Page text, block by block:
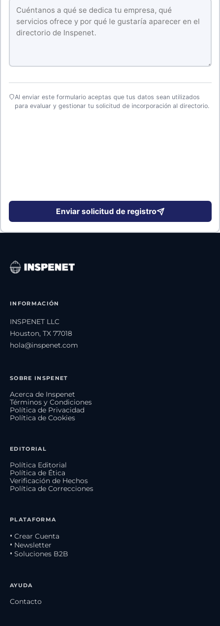
Al enviar este formulario aceptas que tus datos sean utilizados
para evaluar y gestionar tu solicitud de incorporación al directorio.
Enviar solicitud de registro
INFORMACIÓN
INSPENET LLC
Houston, TX 77018
hola@inspenet.com
SOBRE INSPENET
Acerca de Inspenet
Términos y Condiciones
Política de Privacidad
Política de Cookies
EDITORIAL
Política Editorial
Política de Ética
Verificación de Hechos
Política de Correcciones
PLATAFORMA
• Crear Cuenta
• Newsletter
• Soluciones B2B
AYUDA
Contacto